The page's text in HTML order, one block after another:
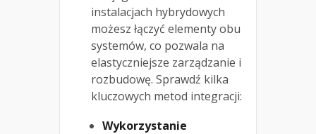
instalacjach hybrydowych
możesz łączyć elementy obu
systemów, co pozwala na
elastyczniejsze zarządzanie i
rozbudowę. Sprawdź kilka
kluczowych metod integracji:
Wykorzystanie